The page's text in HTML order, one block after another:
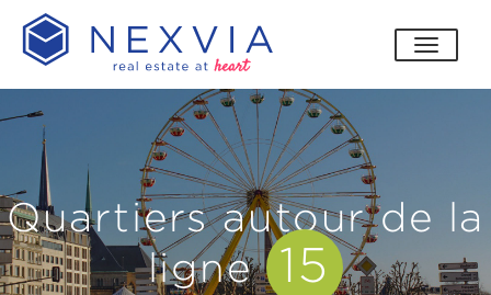
Quartiers autour de la
ligne 15